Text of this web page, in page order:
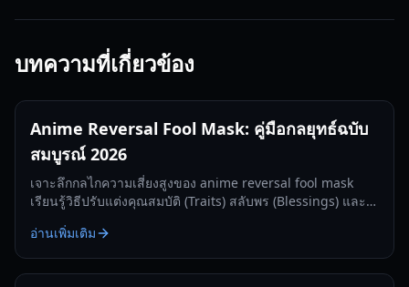
บทความที่เกี่ยวข้อง
Anime Reversal Fool Mask: คู่มือกลยุทธ์ฉบับ
สมบูรณ์ 2026
เจาะลึกกลไกความเสี่ยงสูงของ anime reversal fool mask
เรียนรู้วิธีปรับแต่งคุณสมบัติ (Traits) สลับพร (Blessings) และ
ของเรา
อ่านเพิ่มเติม